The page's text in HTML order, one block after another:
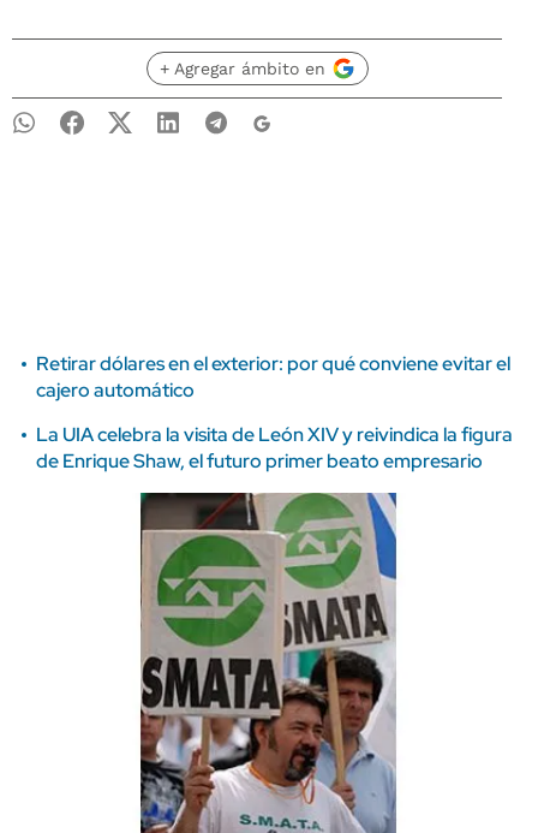
+ Agregar ámbito en
Retirar dólares en el exterior: por qué conviene evitar el
cajero automático
La UIA celebra la visita de León XIV y reivindica la figura
de Enrique Shaw, el futuro primer beato empresario